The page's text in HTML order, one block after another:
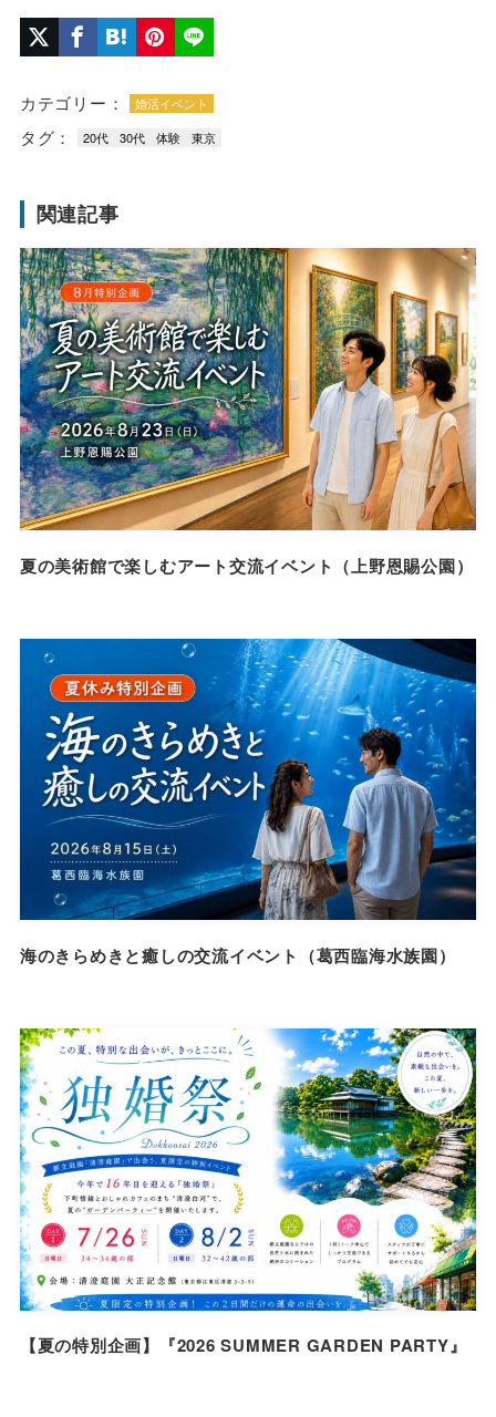
カテゴリー： 婚活イベント
タグ： 20代 30代 体験 東京
関連記事
夏の美術館で楽しむアート交流イベント（上野恩賜公園）
海のきらめきと癒しの交流イベント（葛西臨海水族園）
【夏の特別企画】『2026 SUMMER GARDEN PARTY』